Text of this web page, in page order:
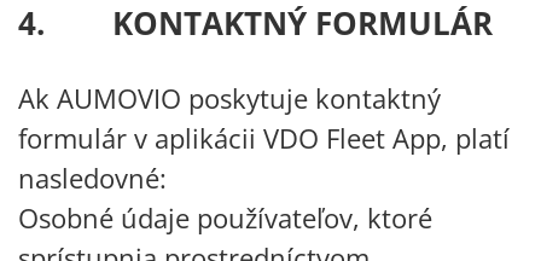
4. KONTAKTNÝ FORMULÁR
Ak AUMOVIO poskytuje kontaktný
formulár v aplikácii VDO Fleet App, platí
nasledovné:
Osobné údaje používateľov, ktoré